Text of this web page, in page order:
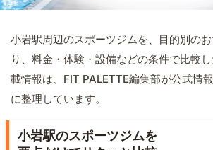
小岩駅周辺のスポーツジムを、目的別の
り、料金・体験・設備などの条件で比較
載情報は、FIT PALETTE編集部が公式情
に整理しています。
小岩駅のスポーツジムを